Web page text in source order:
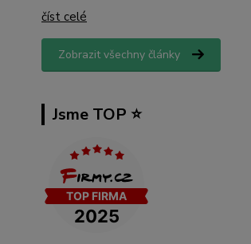
číst celé
Zobrazit všechny články
Jsme TOP ⭐️